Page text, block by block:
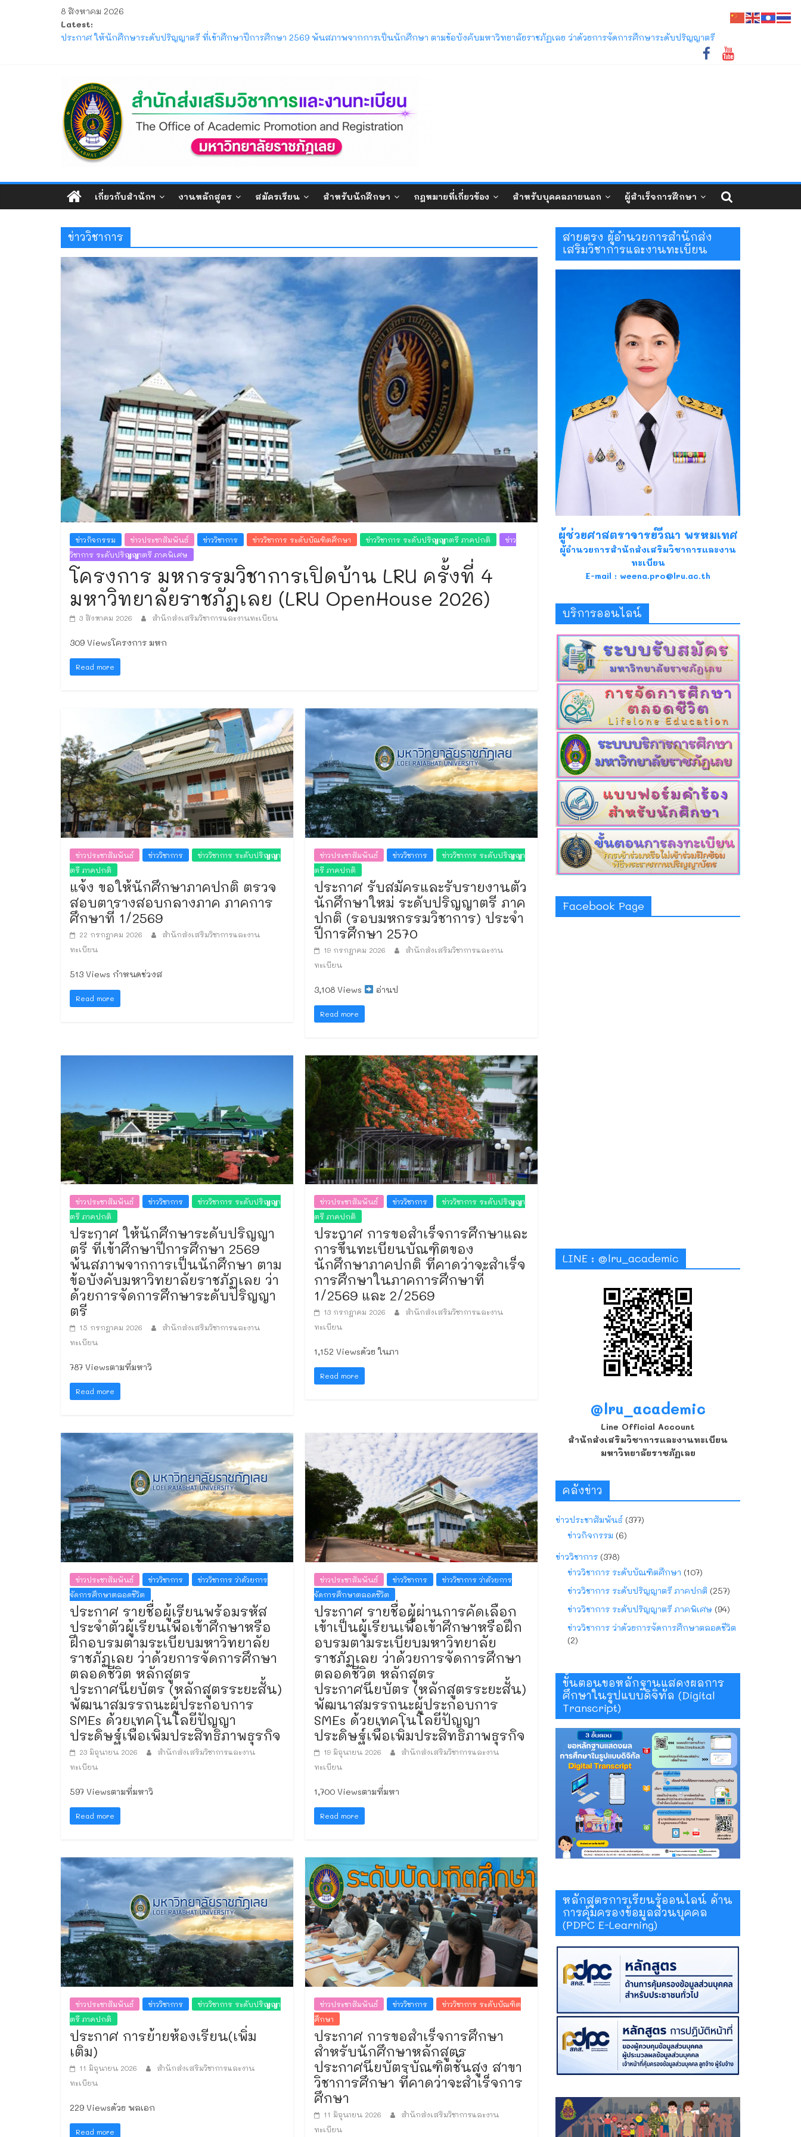
8 สิงหาคม 2026
Latest:
ประกาศ ให้นักศึกษาระดับปริญญาตรี ที่เข้าศึกษาปีการศึกษา 2569 พ้นสภาพจากการเป็นนักศึกษา ตามข้อบังคับมหาวิทยาลัยราชภัฏเลย ว่าด้วยการจัดการศึกษาระดับปริญญาตรี
ประกาศ รับสมัครและรับรายงานตัวนักศึกษาใหม่ ระดับปริญญาตรี ภาคปกติ (รอบมหกรรมวิชาการ) ประจำปีการศึกษา 2570
สำนัก
ส่ง
เสริม
วิชาการ
และ
งาน
ทะเบียน
เกี่ยวกับสำนักฯ งานหลักสูตร สมัครเรียน สำหรับนักศึกษา กฎหมายที่เกี่ยวข้อง สำหรับบุคคลภายนอก ผู้สำเร็จการศึกษา
ข่าววิชาการ
ข่าวกิจกรรม ข่าวประชาสัมพันธ์ ข่าววิชาการ ข่าววิชาการ ระดับบัณฑิตศึกษา ข่าววิชาการ ระดับปริญญาตรี ภาคปกติ
ข่าว
วิชาการ ระดับปริญญาตรี ภาคพิเศษ
โครงการ มหกรรมวิชาการเปิดบ้าน LRU ครั้งที่ 4
มหาวิทยาลัยราชภัฏเลย (LRU OpenHouse 2026)
3 สิงหาคม 2026 สำนักส่งเสริมวิชาการและงานทะเบียน
309 Viewsโครงการ มหก
Read more
ข่าวประชาสัมพันธ์ ข่าววิชาการ
ข่าววิชาการ ระดับปริญญา
ตรี ภาคปกติ
แจ้ง ขอให้นักศึกษาภาคปกติ ตรวจ
สอบตารางสอบกลางภาค ภาคการ
ศึกษาที่ 1/2569
22 กรกฎาคม 2026
สำนักส่งเสริมวิชาการและงาน
ทะเบียน
513 Views กำหนดช่วงส
Read more
ข่าวประชาสัมพันธ์ ข่าววิชาการ
ข่าววิชาการ ระดับปริญญา
ตรี ภาคปกติ
ประกาศ รับสมัครและรับรายงานตัว
นักศึกษาใหม่ ระดับปริญญาตรี ภาค
ปกติ (รอบมหกรรมวิชาการ) ประจำ
ปีการศึกษา 2570
19 กรกฎาคม 2026
สำนักส่งเสริมวิชาการและงาน
ทะเบียน
3,108 Views อ่านป
Read more
ข่าวประชาสัมพันธ์ ข่าววิชาการ
ข่าววิชาการ ระดับปริญญา
ตรี ภาคปกติ
ประกาศ ให้นักศึกษาระดับปริญญา
ตรี ที่เข้าศึกษาปีการศึกษา 2569
พ้นสภาพจากการเป็นนักศึกษา ตาม
ข้อบังคับมหาวิทยาลัยราชภัฏเลย ว่า
ด้วยการจัดการศึกษาระดับปริญญา
ตรี
15 กรกฎาคม 2026
สำนักส่งเสริมวิชาการและงาน
ทะเบียน
787 Viewsตามที่มหาวิ
Read more
ข่าวประชาสัมพันธ์ ข่าววิชาการ
ข่าววิชาการ ระดับปริญญา
ตรี ภาคปกติ
ประกาศ การขอสำเร็จการศึกษาและ
การขึ้นทะเบียนบัณฑิตของ
นักศึกษาภาคปกติ ที่คาดว่าจะสำเร็จ
การศึกษาในภาคการศึกษาที่
1/2569 และ 2/2569
13 กรกฎาคม 2026
สำนักส่งเสริมวิชาการและงาน
ทะเบียน
1,152 Viewsด้วย ในภา
Read more
ข่าวประชาสัมพันธ์ ข่าววิชาการ
ข่าววิชาการ ว่าด้วยการ
จัดการศึกษาตลอดชีวิต
ประกาศ รายชื่อผู้เรียนพร้อมรหัส
ประจำตัวผู้เรียนเพื่อเข้าศึกษาหรือ
ฝึกอบรมตามระเบียบมหาวิทยาลัย
ราชภัฏเลย ว่าด้วยการจัดการศึกษา
ตลอดชีวิต หลักสูตร
ประกาศนียบัตร (หลักสูตรระยะสั้น)
พัฒนาสมรรถนะผู้ประกอบการ
SMEs ด้วยเทคโนโลยีปัญญา
ประดิษฐ์เพื่อเพิ่มประสิทธิภาพธุรกิจ
23 มิถุนายน 2026
สำนักส่งเสริมวิชาการและงาน
ทะเบียน
597 Viewsตามที่มหาวิ
Read more
ข่าวประชาสัมพันธ์ ข่าววิชาการ
ข่าววิชาการ ว่าด้วยการ
จัดการศึกษาตลอดชีวิต
ประกาศ รายชื่อผู้ผ่านการคัดเลือก
เข้าเป็นผู้เรียนเพื่อเข้าศึกษาหรือฝึก
อบรมตามระเบียบมหาวิทยาลัย
ราชภัฏเลย ว่าด้วยการจัดการศึกษา
ตลอดชีวิต หลักสูตร
ประกาศนียบัตร (หลักสูตรระยะสั้น)
พัฒนาสมรรถนะผู้ประกอบการ
SMEs ด้วยเทคโนโลยีปัญญา
ประดิษฐ์เพื่อเพิ่มประสิทธิภาพธุรกิจ
19 มิถุนายน 2026
สำนักส่งเสริมวิชาการและงาน
ทะเบียน
1,700 Viewsตามที่มหา
Read more
ข่าวประชาสัมพันธ์ ข่าววิชาการ
ข่าววิชาการ ระดับปริญญา
ตรี ภาคปกติ
ประกาศ การย้ายห้องเรียน(เพิ่ม
เติม)
11 มิถุนายน 2026
สำนักส่งเสริมวิชาการและงาน
ทะเบียน
229 Viewsด้วย พลเอก
Read more
ข่าวประชาสัมพันธ์ ข่าววิชาการ
ข่าววิชาการ ระดับบัณฑิต
ศึกษา
ประกาศ การขอสำเร็จการศึกษา
สำหรับนักศึกษาหลักสูตร
ประกาศนียบัตรบัณฑิตชั้นสูง สาขา
วิชาการศึกษา ที่คาดว่าจะสำเร็จการ
ศึกษา
11 มิถุนายน 2026
สำนักส่งเสริมวิชาการและงาน
ทะเบียน
สายตรง ผู้อำนวยการสำนักส่ง
เสริมวิชาการและงานทะเบียน
ผู้ช่วยศาสตราจารย์วีณา พรหมเทศ
ผู้อำนวยการสำนักส่งเสริมวิชาการและงาน
ทะเบียน
E-mail : weena.pro@lru.ac.th
บริการออนไลน์
Facebook Page
LINE : @lru_academic
@lru_academic
Line Official Account
สำนักส่งเสริมวิชาการและงานทะเบียน
มหาวิทยาลัยราชภัฏเลย
คลังข่าว
ข่าวประชาสัมพันธ์ (377)
ข่าวกิจกรรม (6)
ข่าววิชาการ (378)
ข่าววิชาการ ระดับบัณฑิตศึกษา (107)
ข่าววิชาการ ระดับปริญญาตรี ภาคปกติ (257)
ข่าววิชาการ ระดับปริญญาตรี ภาคพิเศษ (94)
ข่าววิชาการ ว่าด้วยการจัดการศึกษาตลอดชีวิต
(2)
ขั้นตอนขอหลักฐานแสดงผลการ
ศึกษาในรูปแบบดิจิทัล (Digital
Transcript)
หลักสูตรการเรียนรู้ออนไลน์ ด้าน
การคุ้มครองข้อมูลส่วนบุคคล
(PDPC E-Learning)